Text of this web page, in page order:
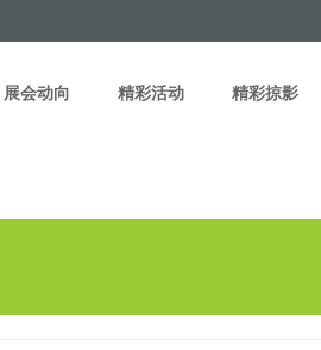
展会动向 精彩活动 精彩掠影